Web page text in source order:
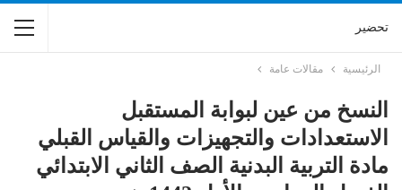
تحضير
الرئيسية مقالات عامة
النسخ من عين لبوابة المستقبل
الاستعدادات والتجهيزات والقياس القبلي
مادة التربية البدنية الصف الثاني الابتدائي